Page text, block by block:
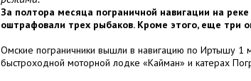
За полтора месяца пограничной навигации на
оштрафовали трех рыбаков. Кроме этого, еще три
Омские пограничники вышли в навигацию по Иртышу 1
быстроходной моторной лодке «Кайман» и катерах